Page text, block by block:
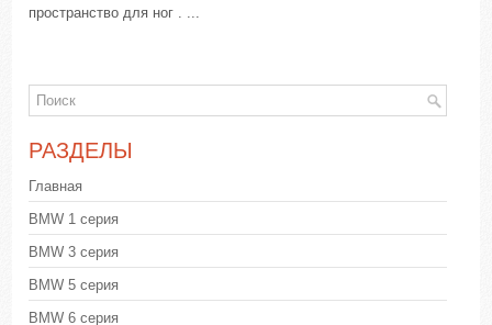
пространство для ног . ...
РАЗДЕЛЫ
Главная
BMW 1 серия
BMW 3 серия
BMW 5 серия
BMW 6 серия